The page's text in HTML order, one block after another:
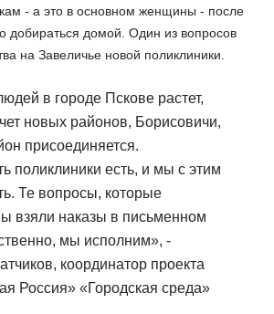
- а это в основном женщины - после
добираться домой. Один из вопросов
на Завеличье новой поликлиники.
в городе Пскове растет,
новых районов, Борисовичи,
присоединяется.
поликлиники есть, и мы с этим
Те вопросы, которые
взяли наказы в письменном
мы исполним», -
координатор проекта
Россия» «Городская среда»